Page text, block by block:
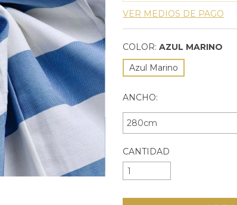
VER MEDIOS DE PAGO
COLOR: AZUL MARINO
Azul Marino
ANCHO:
CANTIDAD